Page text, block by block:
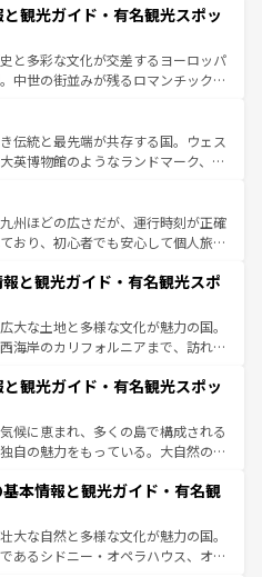
土や気候が異なるスペインはその個
てほしい。
っている。華麗な宮殿、歴史的な大
そして豊かな自然が、訪れる者を心
フランスは美食の国としても知ら
ネスコ無形文化遺産にも登録されて
など、多彩な楽しみ方が可能だ。さ
にも魅力が溢れており、どの街角に
息づいている。パリ以外の個性あふ
観光ガイド・有名観光スポッ
と多彩な文化が交差するヨーロッパ
中世の街並みが残るロマンチック街
こを歩いても飽きることがない。ベ
バイエルン州のアルプスの絶景、そ
イン畑といった風景は必見。ビール
験してほしい。 なお、新着の
ツ一覧を参照してほしい。
伝統と最先端が共存する国。ウェス
英博物館のようなランドマーク、歴
がある。また、優雅なアフタヌーン
はたまらない英国パブ、サッカー観
そできる体験も豊富。イギリスを旅
しい。
州ほどの広さだが、運行時刻が正確
おり、初心者でも安心して個人旅行
町や、スイスならではのユニークな
ス観光だけでなく町歩きも満喫する
所得が高いため物価も高いが、旅行
のサービスもあり、うまく活用すれ
テンツ一覧を参照してほしい。
と観光ガイド・有名観光スポ
大な土地と多様な文化が魅力の国。
海岸のカリフォルニアまで、訪れる
観光、ショッピング、エンターテイ
激的なスポットだ。一方、アメリカ
り、グランドキャニオンやイエロー
った絶景が堪能できる。さらに、南
アメリカの各地域で異なる魅力を楽
性と豊かな歴史を感じることができ
ドトリップや列車の旅も、アメリカ
なお、新着のアメリカ
を参照してほしい。
観光ガイド・有名観光スポッ
候に恵まれ、多くの島で構成される
自の魅力をもっている。大自然の神
また、定番の観光地といえばオアフ
求めるならマウイ島やカウアイ島が
グリーンに輝く海をはじめ、豊かな
いる。「アロハスピリット」と呼ば
本情報と観光ガイド・有名観
大な自然と多様な文化が魅力の国。
あるシドニー・オペラハウス、オー